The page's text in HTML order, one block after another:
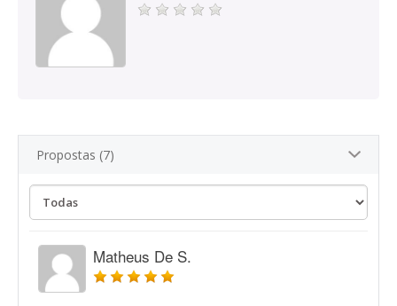
Propostas (7)
Matheus De S.